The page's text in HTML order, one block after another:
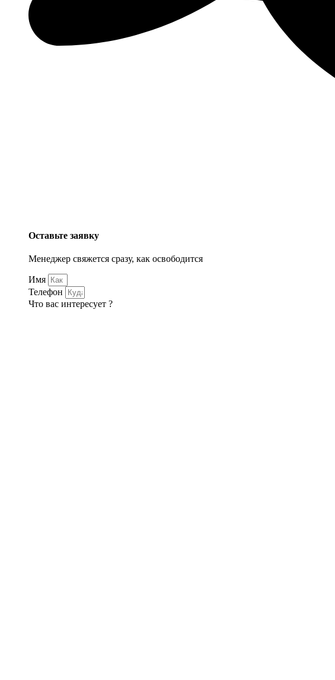
Оставьте заявку
Менеджер свяжется сразу, как освободится
Имя
Телефон
Что вас интересует ?